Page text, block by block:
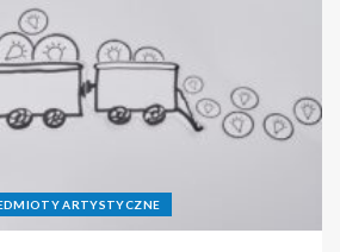
ARTYSTYCZNE